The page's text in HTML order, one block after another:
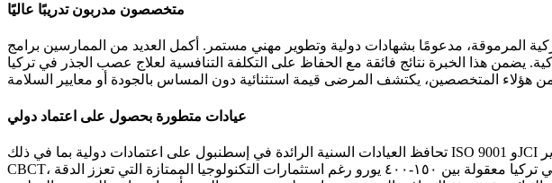
متخصصون مدربون تدريبًا عاليًا
المرموقة، مدعومًا بشهادات دولية وتطوير مهني مستمر. أكمل العديد من الممارسين برامج
يضمن هذا الخبرة نتائج فائقة مع الحفاظ على التكلفة التنافسية لعلاج عصب الجذر في تركيا
عيادات متطورة بحصول على اعتماد دولي
تحافظ العيادات السنية الرائدة في إسطنبول على اعتمادات دولية بما في ذلك ISO 9001 وJCI وشهادات وزارة الصحة التركية، مما يظهر التزامًا بالجودة وسلامة المريض. تتميز المرافق بالتصوير الرقمي، وتصوير
CBCT، ومجهر تشغيل الأسنان، وأنظمة علاج داخل السن الدوارة، ومعدات تعقيم متقدمة. تبقى تكلفة علاج عصب الجذر في تركيا معقولة بين ١٥٠-٤٠٠ يورو رغم استثمارات التكنولوجيا الممتازة التي تعزز الدقة